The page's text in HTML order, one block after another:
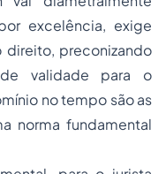
excelência, exige
preconizando
validade para o
no tempo são as
norma fundamental